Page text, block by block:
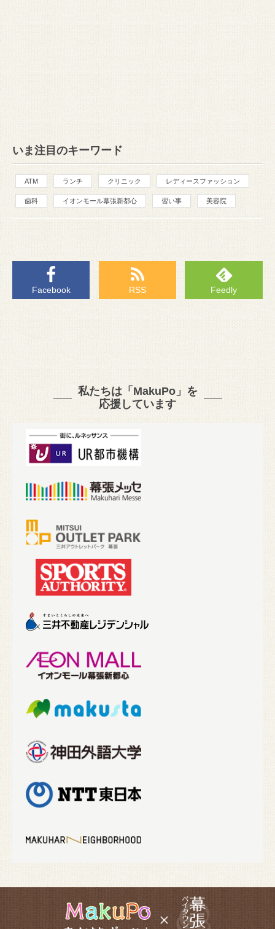
いま注目のキーワード
ATM ランチ クリニック レディースファッション
歯科 イオンモール幕張新都心 習い事 美容院
Facebook RSS Feedly
私たちは「MakuPo」を
応援しています